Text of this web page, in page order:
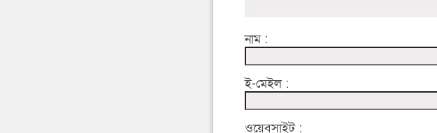
নাম :
ই-মেইল :
ওয়েবসাইট :